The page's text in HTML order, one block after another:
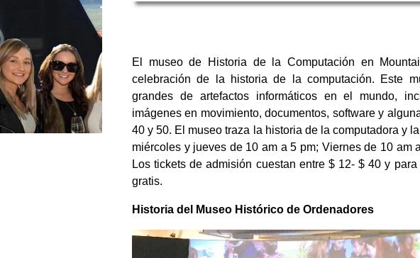
El museo de Historia de la Computación en
celebración de la historia de la computación. Este
grandes de artefactos informáticos en el mundo,
imágenes en movimiento, documentos, software y
40 y 50. El museo traza la historia de la computadora y
miércoles y jueves de 10 am a 5 pm; Viernes de 10 am
Los tickets de admisión cuestan entre $ 12- $ 40 y
gratis.
Historia del Museo Histórico de Ordenadores